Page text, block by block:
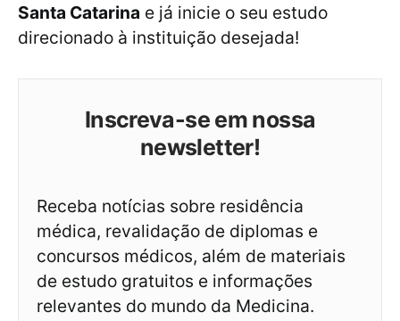
Santa Catarina e já inicie o seu estudo
direcionado à instituição desejada!
Inscreva-se em nossa
newsletter!
Receba notícias sobre residência
médica, revalidação de diplomas e
concursos médicos, além de materiais
de estudo gratuitos e informações
relevantes do mundo da Medicina.